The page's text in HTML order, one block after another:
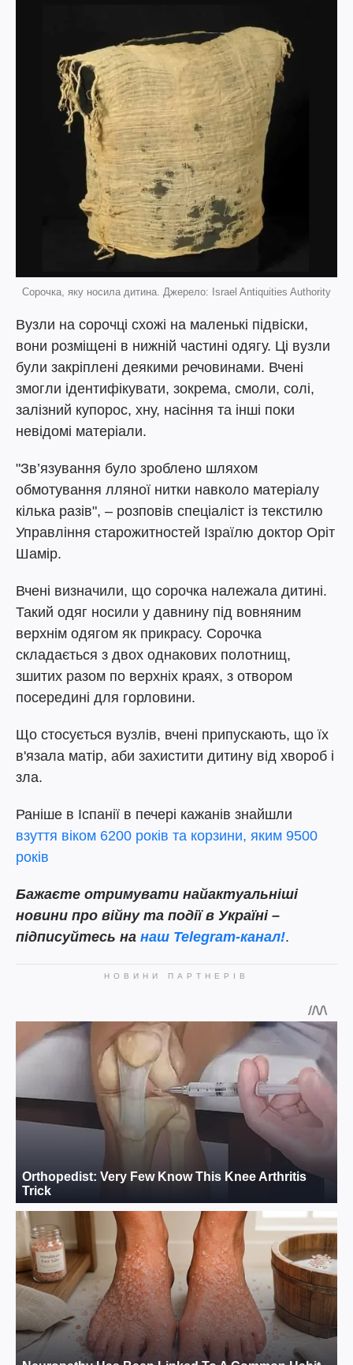
Сорочка, яку носила дитина. Джерело: Israel Antiquities Authority
Вузли на сорочці схожі на маленькі підвіски,
вони розміщені в нижній частині одягу. Ці вузли
були закріплені деякими речовинами. Вчені
змогли ідентифікувати, зокрема, смоли, солі,
залізний купорос, хну, насіння та інші поки
невідомі матеріали.
"Зв’язування було зроблено шляхом
обмотування лляної нитки навколо матеріалу
кілька разів", – розповів спеціаліст із текстилю
Управління старожитностей Ізраїлю доктор Оріт
Шамір.
Вчені визначили, що сорочка належала дитині.
Такий одяг носили у давнину під вовняним
верхнім одягом як прикрасу. Сорочка
складається з двох однакових полотнищ,
зшитих разом по верхніх краях, з отвором
посередині для горловини.
Що стосується вузлів, вчені припускають, що їх
в'язала матір, аби захистити дитину від хвороб і
зла.
Раніше в Іспанії в печері кажанів знайшли
взуття віком 6200 років та корзини, яким 9500
років
Бажаєте отримувати найактуальніші
новини про війну та події в Україні –
підписуйтесь на наш Telegram-канал!.